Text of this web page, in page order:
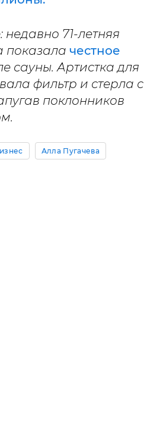
недавно 71-летняя
показала честное
сауны. Артистка для
фильтр и стерла с
поклонников
Алла Пугачева